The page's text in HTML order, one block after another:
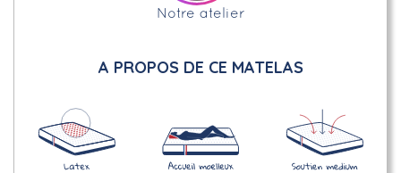
Notre atelier
A PROPOS DE CE MATELAS